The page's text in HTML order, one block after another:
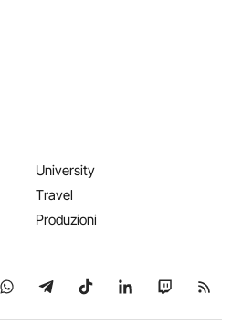
University
Travel
Produzioni
su YouTube
Seguici su WhatsApp
Seguici su Telegram
Seguici su TikTok
Seguici su
Seguici